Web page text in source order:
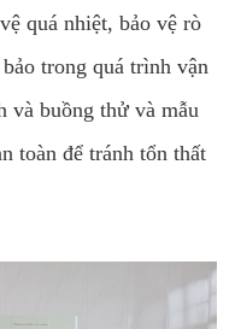
quá nhiệt, bảo vệ rò
trong quá trình vận
và buồng thử và mẫu
toàn để tránh tổn thất